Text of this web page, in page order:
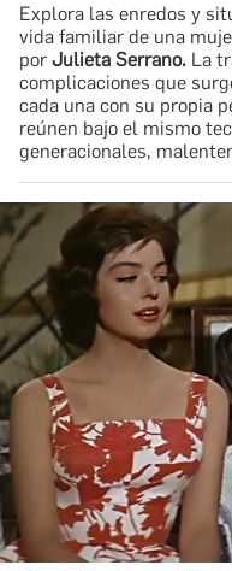
Explora las enredos y
vida familiar de una
por Julieta Serrano. La
complicaciones que
cada una con su propia
reúnen bajo el mismo
generacionales,